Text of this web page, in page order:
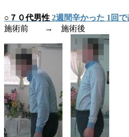
○７０代男性 2週間辛かった 1回で
施術前 → 施術後